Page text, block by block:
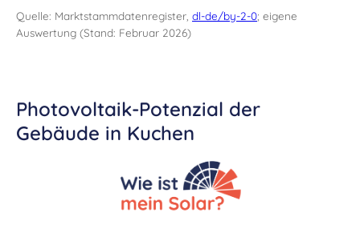
Quelle: Marktstammdatenregister, dl-de/by-2-0; eigene
Auswertung (Stand: Februar 2026)
Photovoltaik-Potenzial der
Gebäude in Kuchen